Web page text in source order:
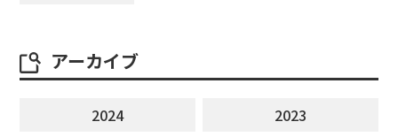
アーカイブ
2024
2023